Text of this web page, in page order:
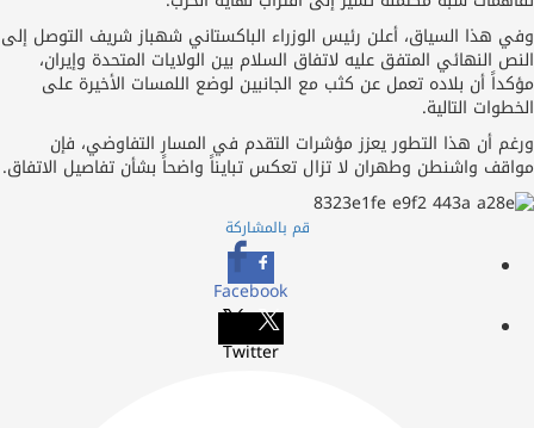
السياق، أعلن رئيس الوزراء الباكستاني شهباز شريف التوصل إلى
المتفق عليه لاتفاق السلام بين الولايات المتحدة وإيران،
أن بلاده تعمل عن كثب مع الجانبين لوضع اللمسات الأخيرة على
التالية.
أن هذا التطور يعزز مؤشرات التقدم في المسار التفاوضي، فإن
واشنطن وطهران لا تزال تعكس تبايناً واضحاً بشأن تفاصيل الاتفاق.
قم بالمشاركة
Facebook
Twitter